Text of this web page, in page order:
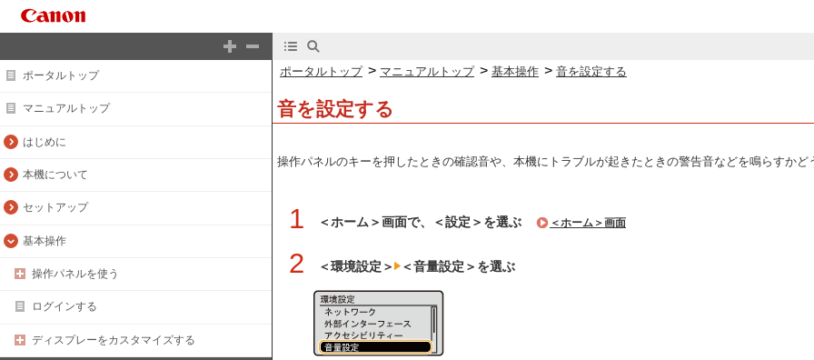
ポータルトップ
マニュアルトップ
はじめに
本機について
セットアップ
基本操作
操作パネルを使う
ログインする
ディスプレーをカスタマイズする
ポータルトップ > マニュアルトップ > 基本操作 > 音を設定する
音を設定する
操作パネルのキーを押したときの確認音や、本機にトラブルが起きたときの警告音などを鳴らすかど
1 ＜ホーム＞画面で、＜設定＞を選ぶ ＜ホーム＞画面
2 ＜環境設定＞ ＜音量設定＞を選ぶ